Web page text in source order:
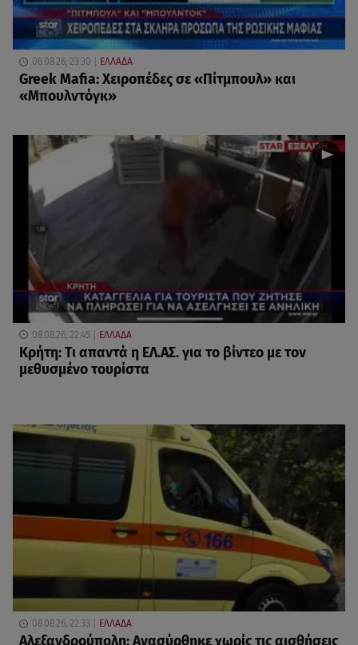
08.08.26, 23:30 ΕΛΛΑΔΑ
Greek Mafia: Χειροπέδες σε «Πίτμπουλ» και
«Μπουλντόγκ»
08.08.26, 22:45 ΕΛΛΑΔΑ
Κρήτη: Τι απαντά η ΕΛ.ΑΣ. για το βίντεο με τον
μεθυσμένο τουρίστα
08.08.26, 22:33 ΕΛΛΑΔΑ
Αλεξανδρούπολη: Ανασύρθηκε χωρίς τις αισθήσεις